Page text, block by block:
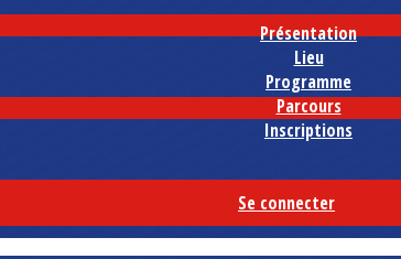
Présentation
Lieu
Programme
Parcours
Inscriptions
Se connecter